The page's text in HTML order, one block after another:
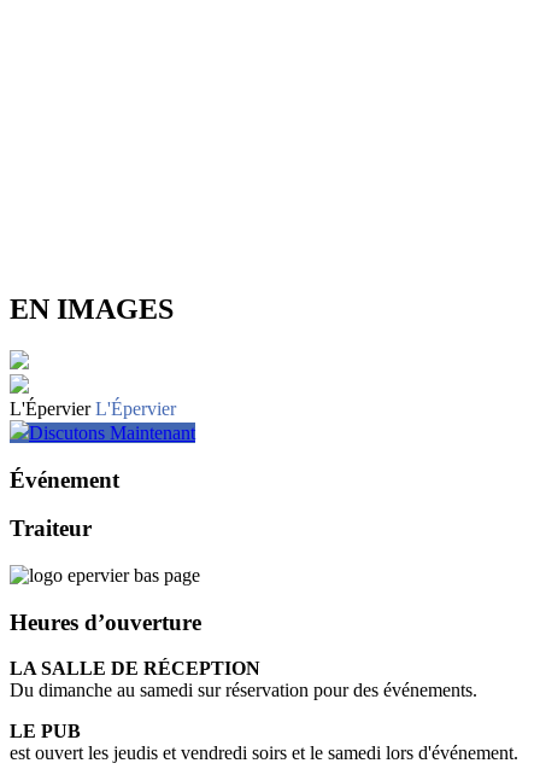
EN IMAGES
L'Épervier L'Épervier
Discutons Maintenant
Événement
Traiteur
Heures d’ouverture
LA SALLE DE RÉCEPTION
Du dimanche au samedi sur réservation pour des événements.
LE PUB
est ouvert les jeudis et vendredi soirs et le samedi lors d'événement.